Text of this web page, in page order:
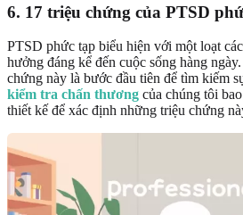
6. 17 triệu chứng của PTSD
PTSD phức tạp biểu hiện với một loạt
hưởng đáng kể đến cuộc sống hàng
chứng này là bước đầu tiên để tìm kiếm
kiểm tra chấn thương của chúng tôi
thiết kế để xác định những triệu chứng